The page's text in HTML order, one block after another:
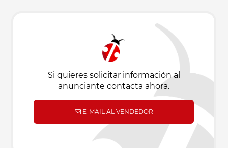
Si quieres solicitar información al
anunciante contacta ahora.
E-MAIL AL VENDEDOR